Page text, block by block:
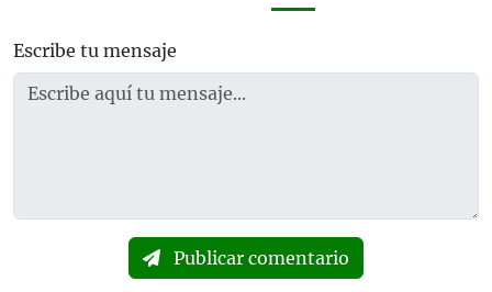
Escribe tu mensaje
Publicar comentario